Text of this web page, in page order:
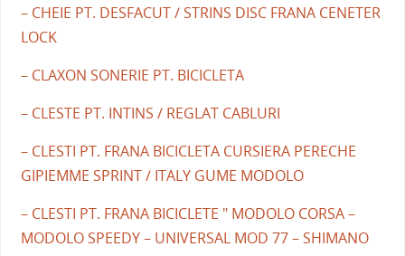
– CHEIE PT. DESFACUT / STRINS DISC FRANA CENETER
LOCK
– CLAXON SONERIE PT. BICICLETA
– CLESTE PT. INTINS / REGLAT CABLURI
– CLESTI PT. FRANA BICICLETA CURSIERA PERECHE
GIPIEMME SPRINT / ITALY GUME MODOLO
– CLESTI PT. FRANA BICICLETE " MODOLO CORSA –
MODOLO SPEEDY – UNIVERSAL MOD 77 – SHIMANO